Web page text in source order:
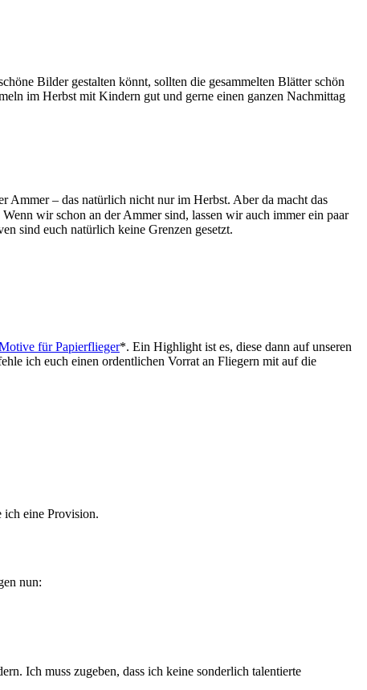
Bilder gestalten könnt, sollten die gesammelten Blätter schön
im Herbst mit Kindern gut und gerne einen ganzen Nachmittag
Ammer – das natürlich nicht nur im Herbst. Aber da macht das
wir schon an der Ammer sind, lassen wir auch immer ein paar
sind euch natürlich keine Grenzen gesetzt.
für Papierflieger*. Ein Highlight ist es, diese dann auf unseren
ich euch einen ordentlichen Vorrat an Fliegern mit auf die
eine Provision.
nun:
Ich muss zugeben, dass ich keine sonderlich talentierte